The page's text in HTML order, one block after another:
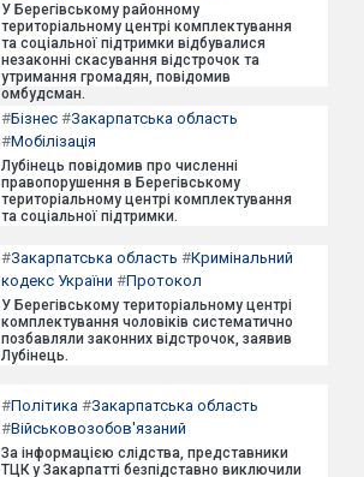
У Берегівському районному
територіальному центрі комплектування
та соціальної підтримки відбувалися
незаконні скасування відстрочок та
утримання громадян, повідомив
омбудсман.
#Бізнес #Закарпатська область
#Мобілізація
Лубінець повідомив про численні
правопорушення в Берегівському
територіальному центрі комплектування
та соціальної підтримки.
#Закарпатська область #Кримінальний
кодекс України #Протокол
У Берегівському територіальному центрі
комплектування чоловіків систематично
позбавляли законних відстрочок, заявив
Лубінець.
#Політика #Закарпатська область
#Військовозобов'язаний
За інформацією слідства, представники
ТЦК у Закарпатті безпідставно виключили